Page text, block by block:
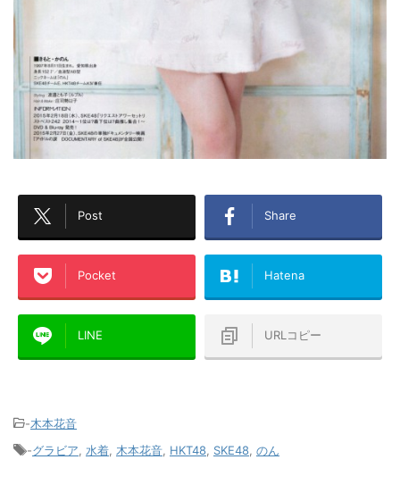
Post Share
Pocket Hatena
LINE URLコピー
-木本花音
-グラビア, 水着, 木本花音, HKT48, SKE48, のん